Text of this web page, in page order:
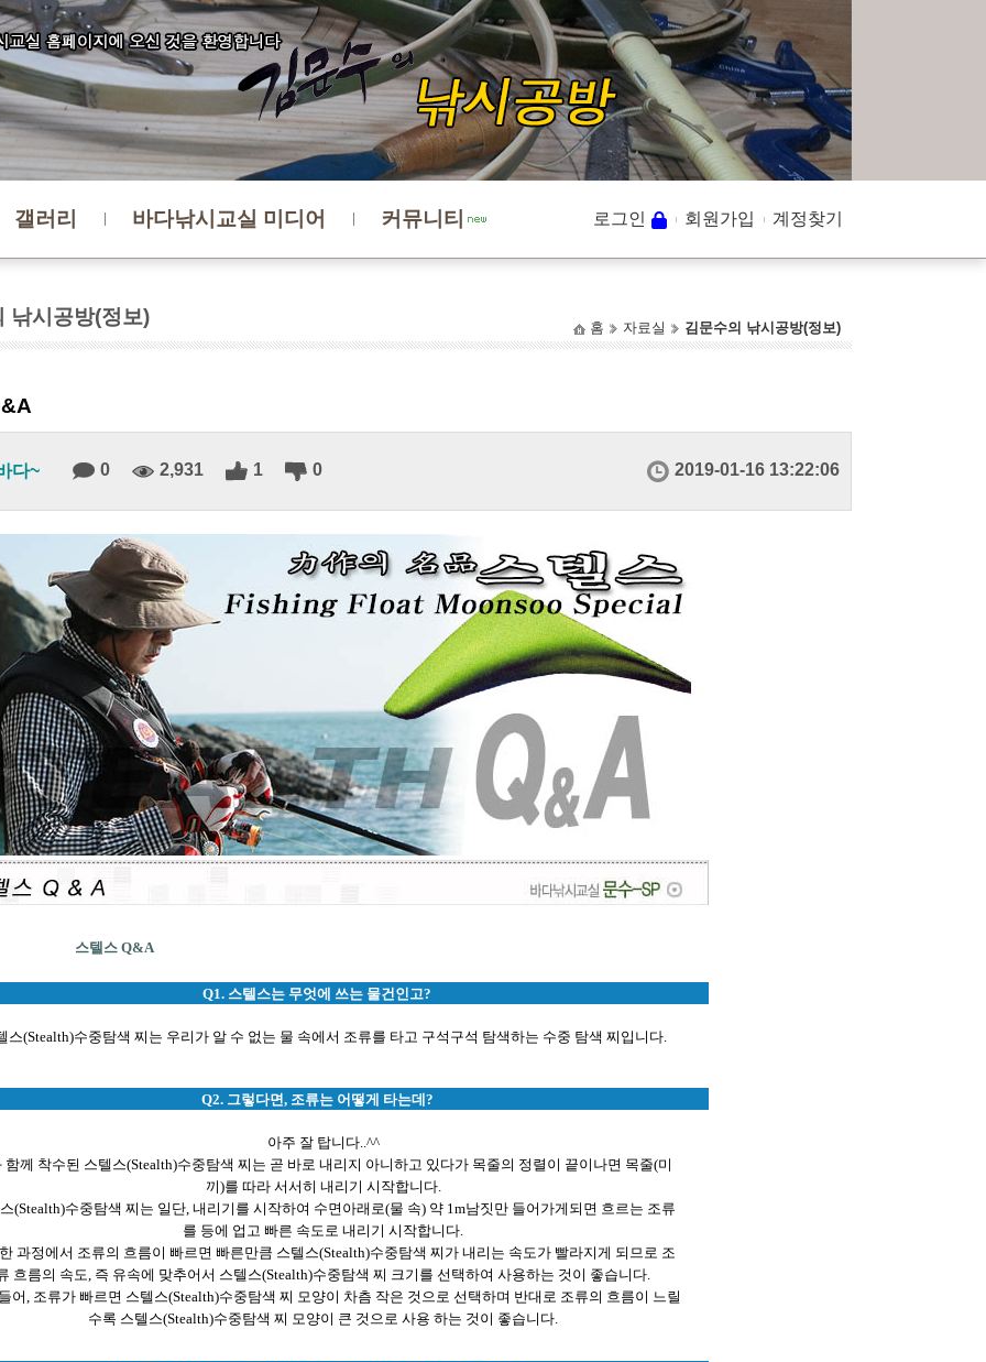
갤러리 바다낚시교실 미디어 커뮤니티 로그인 회원가입 계정찾기
낚시공방(정보) 홈 자료실 김문수의 낚시공방(정보)
다~ 0 2,931 1 0 2019-01-16 13:22:06
스텔스 Q&A
Q1. 스텔스는 무엇에 쓰는 물건인고?
스(Stealth)수중탐색 찌는 우리가 알 수 없는 물 속에서 조류를 타고 구석구석 탐색하는 수중 탐색 찌입니다.
Q2. 그렇다면, 조류는 어떻게 타는데?
아주 잘 탑니다..^^
함께 착수된 스텔스(Stealth)수중탐색 찌는 곧 바로 내리지 아니하고 있다가 목줄의 정렬이 끝이나면 목줄(미
끼)를 따라 서서히 내리기 시작합니다.
(Stealth)수중탐색 찌는 일단, 내리기를 시작하여 수면아래로(물 속) 약 1m남짓만 들어가게되면 흐르는 조류
를 등에 업고 빠른 속도로 내리기 시작합니다.
과정에서 조류의 흐름이 빠르면 빠른만큼 스텔스(Stealth)수중탐색 찌가 내리는 속도가 빨라지게 되므로 조
흐름의 속도, 즉 유속에 맞추어서 스텔스(Stealth)수중탐색 찌 크기를 선택하여 사용하는 것이 좋습니다.
어, 조류가 빠르면 스텔스(Stealth)수중탐색 찌 모양이 차츰 작은 것으로 선택하며 반대로 조류의 흐름이 느릴
수록 스텔스(Stealth)수중탐색 찌 모양이 큰 것으로 사용 하는 것이 좋습니다.